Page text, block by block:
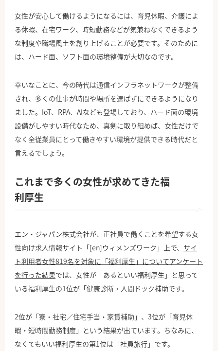
女性が安心して働けるようになるには、育児休暇、介護によ
る休暇、在宅ワーク、時短勤務などが気兼ねなくできるよう
な制度や職場風土を創り上げることが必要です。そのために
は、ハード面、ソフト面の環境整備が大切なのです。
幸いなことに、今の時代は通信インフラネットワークが整備
され、多くの仕事が時間や場所を選ばずにできるようになり
ました。IoT、RPA、AIなども登場しており、ハード面の環境
設備がしやすい時代なため、真剣に取り組めば、女性だけで
なく全従業員にとって働きやすい環境が提供できる時代だと
言えるでしょう。
これまで多くの女性が求めてきた福
利厚生
エン・ジャパン株式会社が、正社員で働くことを希望する女
性向け求人情報サイト「[en]ウィメンズワーク」上で、 サイ
ト利用者女性819名を対象に「福利厚生」についてアンケート
を行った結果では、女性が「あるといい福利厚生」と思って
いる福利厚生の1位が「健康診断・人間ドック補助です。
2位が「寮・社宅／住宅手当・家賃補助」、3位が「育児休
暇・短時間勤務制度」という結果が出ています。ちなみに、
なくてもいい福利厚生の第1位は「社員旅行」です。